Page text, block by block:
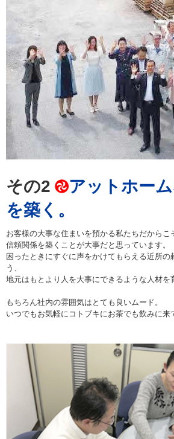
その2
アットホー
を築く。
お客様の大事な住まいを預かる私たちだからこ
信頼関係を築くことが大事だと思っています。
困ったときにすぐに声をかけてもらえる近所の
う、
地元はもとより人を大事にできるような人材を
もちろん社内の雰囲気はとても良いムード。
いつでもお気軽にコトブキにお茶でも飲みに来